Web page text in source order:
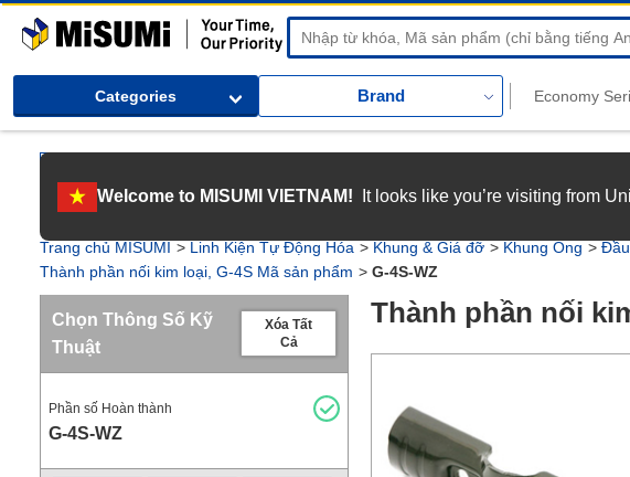
MiSUMi
Categories Brand
Welcome to MISUMI VIETNAM! It looks like you’re visiting from
[Recruitment] We're hiring! Grab your ultimate career opportunity & enjoy top-tier benefits at
Trang chủ MISUMI Linh Kiện Tự Động Hóa Khung & Giá đỡ Khung Ống
Thành phần nối kim loại, G-4S Mã sản phẩm
G-4S-WZ
Chọn Thông Số Kỹ
Thuật
Xóa Tất
Cả
Phần số Hoàn thành
G-4S-WZ
Thành phần nối